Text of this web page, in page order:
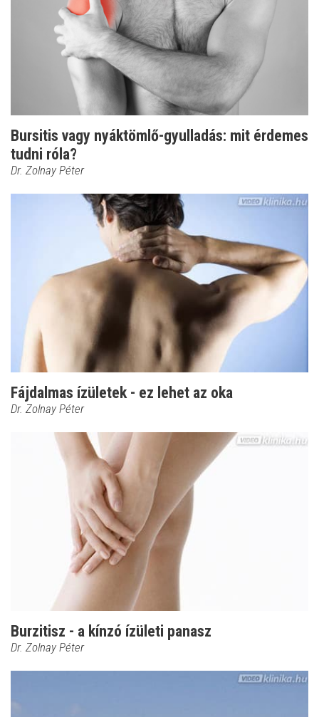
Bursitis vagy nyáktömlő-gyulladás: mit érdemes
tudni róla?
Dr. Zolnay Péter
Fájdalmas ízületek - ez lehet az oka
Dr. Zolnay Péter
Burzitisz - a kínzó ízületi panasz
Dr. Zolnay Péter